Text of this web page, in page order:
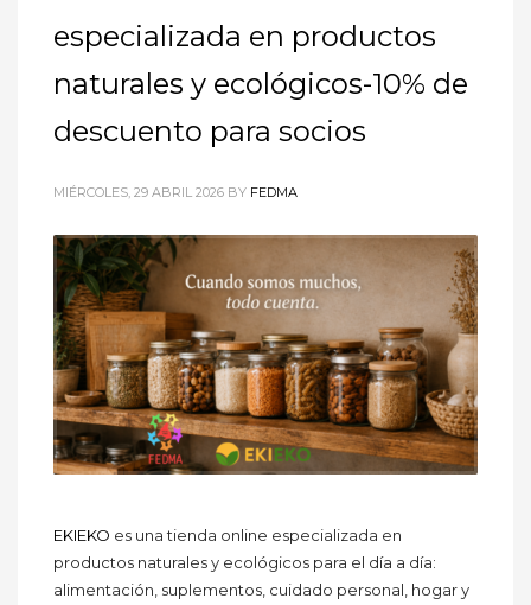
especializada en productos
naturales y ecológicos-10% de
descuento para socios
MIÉRCOLES, 29 ABRIL 2026 BY FEDMA
EKIEKO es una tienda online especializada en
productos naturales y ecológicos para el día a día:
alimentación, suplementos, cuidado personal, hogar y